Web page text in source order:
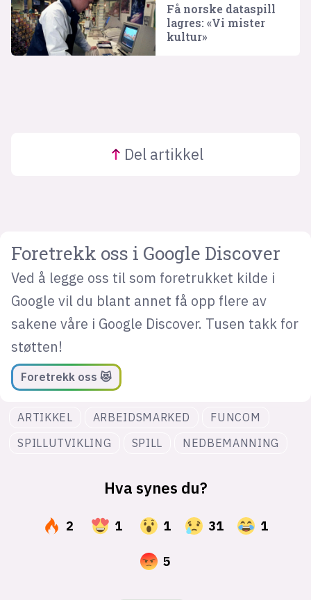
Få norske dataspill
lagres: «Vi mister
kultur»
Del artikkel
Foretrekk oss i Google Discover
Ved å legge oss til som foretrukket kilde i
Google vil du blant annet få opp flere av
sakene våre i Google Discover. Tusen takk for
støtten!
Foretrekk oss 😻
ARTIKKEL ARBEIDSMARKED
FUNCOM
SPILLUTVIKLING
SPILL NEDBEMANNING